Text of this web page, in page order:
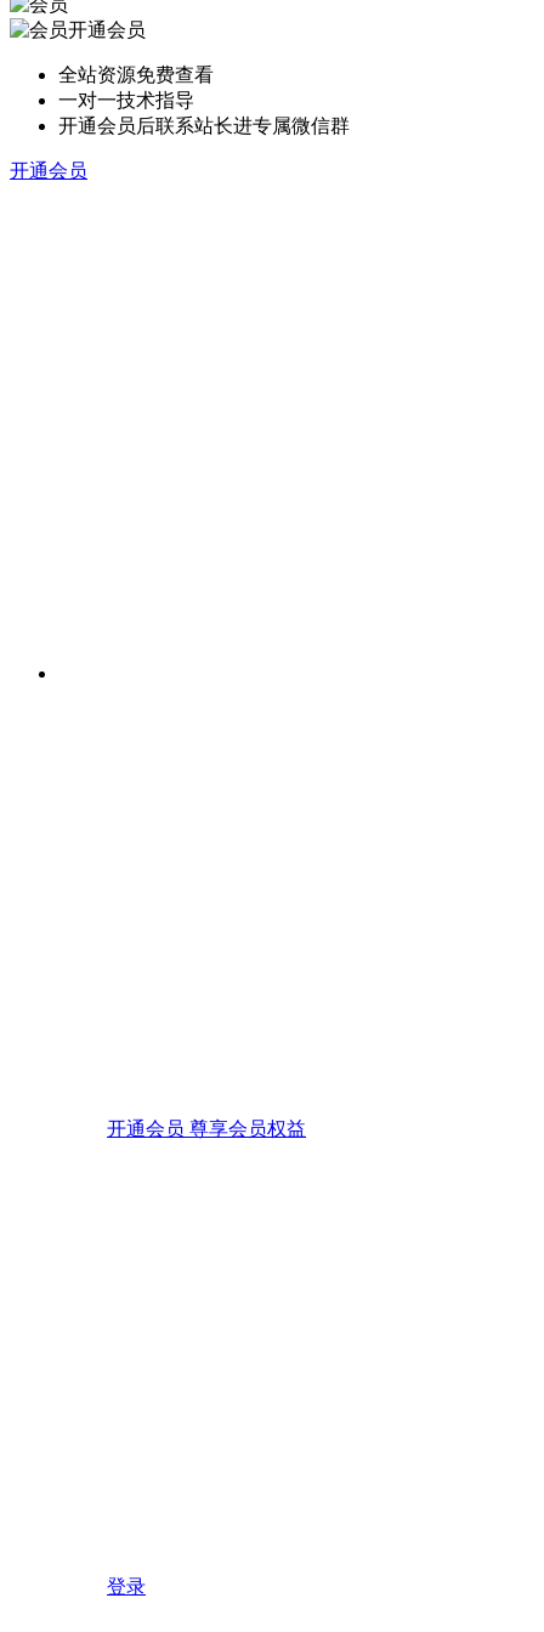
开通会员
全站资源免费查看
一对一技术指导
开通会员后联系站长进专属微信群
开通会员
开通会员 尊享会员权益
登录